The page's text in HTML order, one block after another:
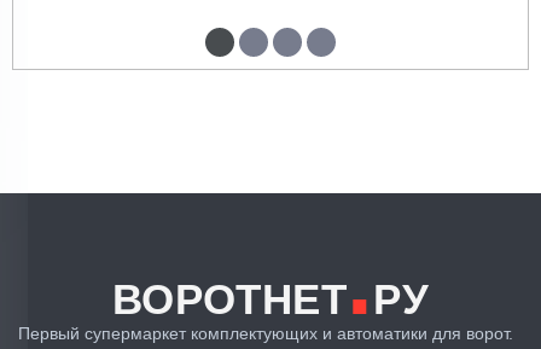
ВОРОТНЕТ.РУ
Первый супермаркет комплектующих и автоматики для ворот.